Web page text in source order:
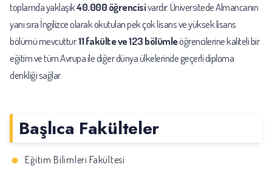
toplamda yaklaşık40.000 öğrencisivardır. Üniversitede Almancanın
yanı sıra İngilizce olarak okutulan pek çok lisans ve yüksek lisans
bölümü mevcuttur.11 fakülte ve 123 bölümleöğrencilerine kaliteli bir
eğitim ve tüm Avrupa ile diğer dünya ülkelerinde geçerli diploma
denkliği sağlar.
Başlıca Fakülteler
Eğitim Bilimleri Fakültesi